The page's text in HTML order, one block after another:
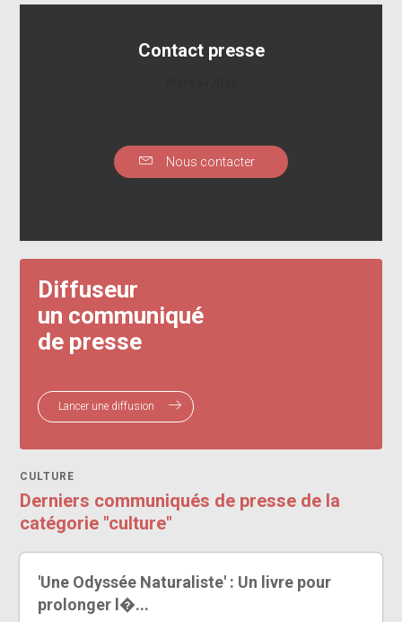
Contact presse
Nous contacter
Diffuseur
un communiqué
de presse
Lancer une diffusion
CULTURE
Derniers communiqués de presse de la
catégorie "culture"
'Une Odyssée Naturaliste' : Un livre pour
prolonger l�...